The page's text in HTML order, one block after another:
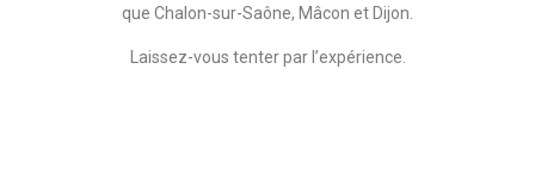
que Chalon-sur-Saône, Mâcon et Dijon.
Laissez-vous tenter par l’expérience.